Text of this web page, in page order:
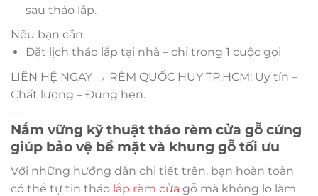
sau tháo lắp.
Nếu bạn cần:
Đặt lịch tháo lắp tại nhà – chỉ trong 1 cuộc gọi
LIÊN HỆ NGAY → RÈM QUỐC HUY TP.HCM: Uy tín –
Chất lượng – Đúng hẹn.
—
Nắm vững kỹ thuật tháo rèm cửa gỗ cứng
giúp bảo vệ bề mặt và khung gỗ tối ưu
Với những hướng dẫn chi tiết trên, bạn hoàn toàn
có thể tự tin tháo lắp rèm cửa gỗ mà không lo làm